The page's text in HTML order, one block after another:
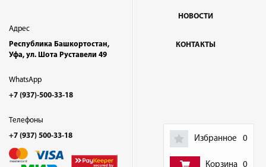
Избранное 0
Корзина 0
Адрес
Республика Башкортостан,
Уфа, ул. Шота Руставели 49
WhatsApp
+7 (937)-500-33-18
Телефоны
+7 (937) 500-33-18
НОВОСТИ
КОНТАКТЫ